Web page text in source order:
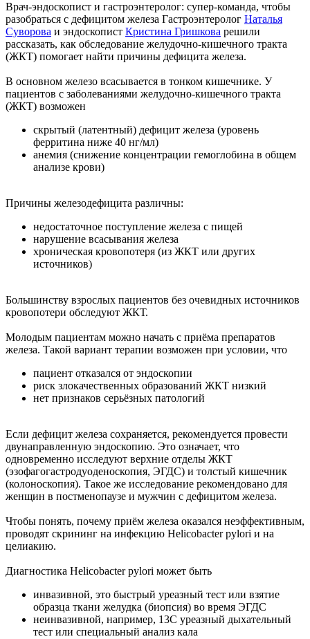
Врач-эндоскопист и гастроэнтеролог: супер-команда, чтобы
разобраться с дефицитом железа Гастроэнтеролог Наталья
Суворова и эндоскопист Кристина Гришкова решили
рассказать, как обследование желудочно-кишечного тракта
(ЖКТ) помогает найти причины дефицита железа.
В основном железо всасывается в тонком кишечнике. У
пациентов с заболеваниями желудочно-кишечного тракта
(ЖКТ) возможен
скрытый (латентный) дефицит железа (уровень
ферритина ниже 40 нг/мл)
анемия (снижение концентрации гемоглобина в общем
анализе крови)
Причины железодефицита различны:
недостаточное поступление железа с пищей
нарушение всасывания железа
хроническая кровопотеря (из ЖКТ или других
источников)
Большинству взрослых пациентов без очевидных источников
кровопотери обследуют ЖКТ.
Молодым пациентам можно начать с приёма препаратов
железа. Такой вариант терапии возможен при условии, что
пациент отказался от эндоскопии
риск злокачественных образований ЖКТ низкий
нет признаков серьёзных патологий
Если дефицит железа сохраняется, рекомендуется провести
двунаправленную эндоскопию. Это означает, что
одновременно исследуют верхние отделы ЖКТ
(эзофагогастродуоденоскопия, ЭГДС) и толстый кишечник
(колоноскопия). Такое же исследование рекомендовано для
женщин в постменопаузе и мужчин с дефицитом железа.
Чтобы понять, почему приём железа оказался неэффективным,
проводят скрининг на инфекцию Helicobacter pylori и на
целиакию.
Диагностика Helicobacter pylori может быть
инвазивной, это быстрый уреазный тест или взятие
образца ткани желудка (биопсия) во время ЭГДС
неинвазивной, например, 13С уреазный дыхательный
тест или специальный анализ кала